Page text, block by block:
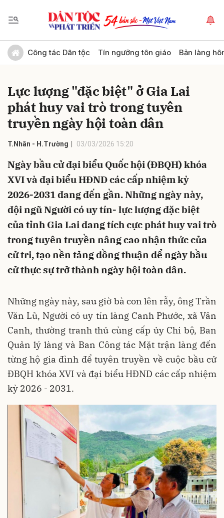
Công tác Dân tộc Tín ngưỡng tôn giáo Bản làng
Lực lượng "đặc biệt" ở Gia Lai
phát huy vai trò trong tuyên
truyền ngày hội toàn dân
T.Nhân - H.Trường 03/03/2026 15:20
Ngày bầu cử đại biểu Quốc hội (ĐBQH) khóa
XVI và đại biểu HĐND các cấp nhiệm kỳ
2026-2031 đang đến gần. Những ngày này,
đội ngũ Người có uy tín- lực lượng đặc biệt
của tỉnh Gia Lai đang tích cực phát huy vai trò
trong tuyên truyền nâng cao nhận thức của
cử tri, tạo nền tảng đồng thuận để ngày bầu
cử thực sự trở thành ngày hội toàn dân.
Những ngày này, sau giờ bà con lên rẫy, ông Trần
Văn Lũ, Người có uy tín làng Canh Phước, xã Vân
Canh, thường tranh thủ cùng cấp ủy Chi bộ, Ban
Quản lý làng và Ban Công tác Mặt trận làng đến
từng hộ gia đình để tuyên truyền về cuộc bầu cử
ĐBQH khóa XVI và đại biểu HĐND các cấp nhiệm
kỳ 2026 - 2031.
Gửi bình luận